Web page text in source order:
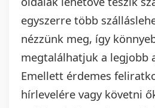
egyszerre több
nézzünk meg, így
megtalálhatjuk a legjobb
Emellett érdemes
hírlevelére vagy követni